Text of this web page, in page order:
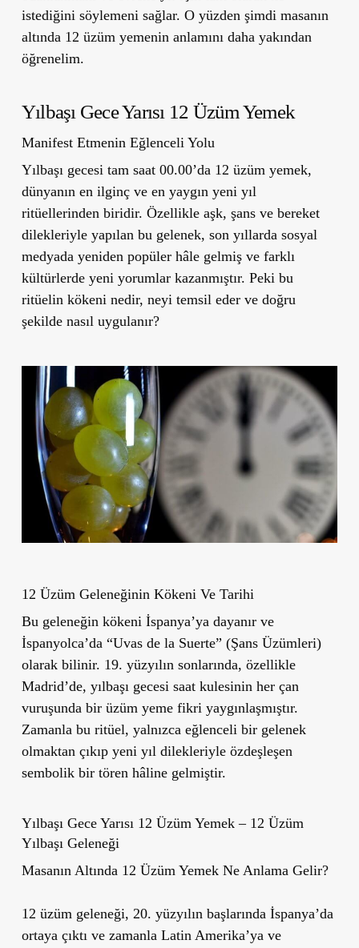
istediğini söylemeni sağlar. O yüzden şimdi masanın
altında 12 üzüm yemenin anlamını daha yakından
öğrenelim.
Yılbaşı Gece Yarısı 12 Üzüm Yemek
Manifest Etmenin Eğlenceli Yolu
Yılbaşı gecesi tam saat 00.00’da 12 üzüm yemek,
dünyanın en ilginç ve en yaygın yeni yıl
ritüellerinden biridir. Özellikle aşk, şans ve bereket
dilekleriyle yapılan bu gelenek, son yıllarda sosyal
medyada yeniden popüler hâle gelmiş ve farklı
kültürlerde yeni yorumlar kazanmıştır. Peki bu
ritüelin kökeni nedir, neyi temsil eder ve doğru
şekilde nasıl uygulanır?
12 Üzüm Geleneğinin Kökeni Ve Tarihi
Bu geleneğin kökeni İspanya’ya dayanır ve
İspanyolca’da “Uvas de la Suerte” (Şans Üzümleri)
olarak bilinir. 19. yüzyılın sonlarında, özellikle
Madrid’de, yılbaşı gecesi saat kulesinin her çan
vuruşunda bir üzüm yeme fikri yaygınlaşmıştır.
Zamanla bu ritüel, yalnızca eğlenceli bir gelenek
olmaktan çıkıp yeni yıl dilekleriyle özdeşleşen
sembolik bir tören hâline gelmiştir.
Yılbaşı Gece Yarısı 12 Üzüm Yemek – 12 Üzüm
Yılbaşı Geleneği
Masanın Altında 12 Üzüm Yemek Ne Anlama Gelir?
12 üzüm geleneği, 20. yüzyılın başlarında İspanya’da
ortaya çıktı ve zamanla Latin Amerika’ya ve